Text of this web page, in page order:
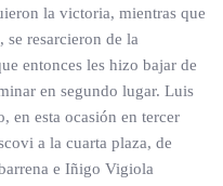
la victoria, mientras que
resarcieron de la
entonces les hizo bajar de
en segundo lugar. Luis
en esta ocasión en tercer
a la cuarta plaza, de
e Iñigo Vigiola